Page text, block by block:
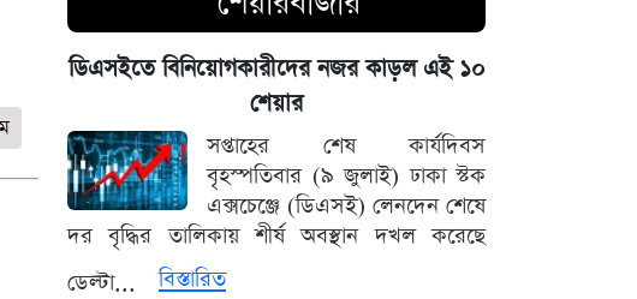
পদত্যাগের হুমকি দিলে সরাসরি গ্রহণের
হুঁশিয়ারি, পেজেশকিয়ান-খামেনি দ্বন্দ্বে উত্তপ্ত
ইরান
৫ আগস্ট ঘিরে সারা দেশে কঠোর নজরদারি,
মাঠে নামানো হয়েছে একাধিক গোয়েন্দা দল
বাদ পড়ছে ৭ মার্চের ভাষণ ও বঙ্গবন্ধুর
প্রতিকৃতি টাঙানোর বাধ্যবাধকতা
ডিএসইতে বিনিয়োগকারীদের নজর কাড়ল এই ১০
শেয়ার
সপ্তাহের শেষ কার্যদিবস
বৃহস্পতিবার (৯ জুলাই) ঢাকা স্টক
এক্সচেঞ্জে (ডিএসই) লেনদেন শেষে
দর বৃদ্ধির তালিকায় শীর্ষ অবস্থান দখল করেছে
ডেল্টা...
বিস্তারিত